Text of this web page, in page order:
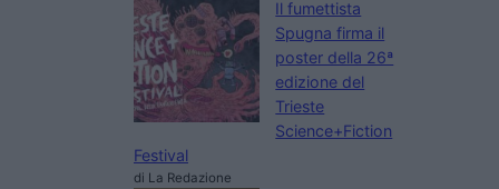
Il fumettista
Spugna firma il
poster della 26ª
edizione del
Trieste
Science+Fiction
Festival
di La Redazione